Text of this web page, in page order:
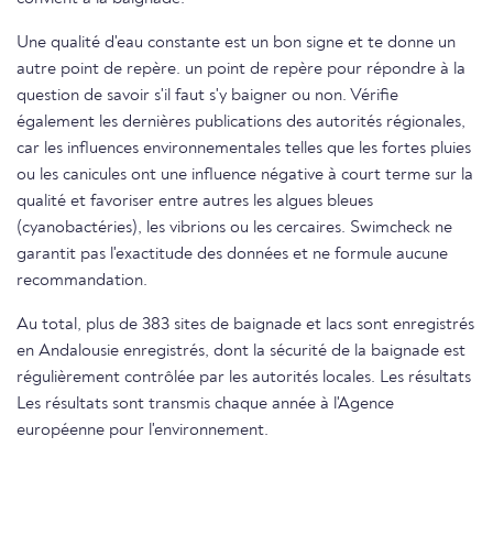
Une qualité d'eau constante est un bon signe et te donne un
autre point de repère. un point de repère pour répondre à la
question de savoir s'il faut s'y baigner ou non. Vérifie
également les dernières publications des autorités régionales,
car les influences environnementales telles que les fortes pluies
ou les canicules ont une influence négative à court terme sur la
qualité et favoriser entre autres les algues bleues
(cyanobactéries), les vibrions ou les cercaires. Swimcheck ne
garantit pas l'exactitude des données et ne formule aucune
recommandation.
Au total, plus de 383 sites de baignade et lacs sont enregistrés
en Andalousie enregistrés, dont la sécurité de la baignade est
régulièrement contrôlée par les autorités locales. Les résultats
Les résultats sont transmis chaque année à l'Agence
européenne pour l'environnement.